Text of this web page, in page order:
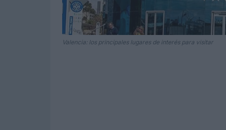
Valencia: los principales lugares de interés para visitar